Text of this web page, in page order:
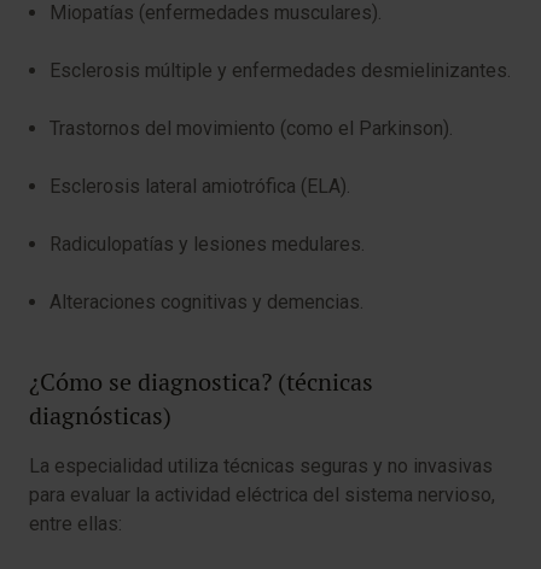
Miopatías (enfermedades musculares).
Esclerosis múltiple y enfermedades desmielinizantes.
Trastornos del movimiento (como el Parkinson).
Esclerosis lateral amiotrófica (ELA).
Radiculopatías y lesiones medulares.
Alteraciones cognitivas y demencias.
¿Cómo se diagnostica? (técnicas
diagnósticas)
La especialidad utiliza técnicas seguras y no invasivas
para evaluar la actividad eléctrica del sistema nervioso,
entre ellas: